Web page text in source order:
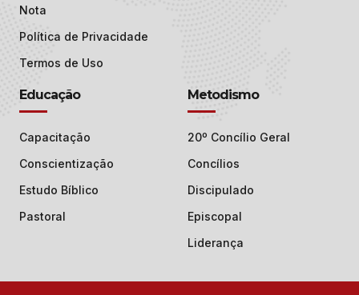
Nota
Política de Privacidade
Termos de Uso
Educação
Capacitação
Conscientização
Estudo Bíblico
Pastoral
Metodismo
20º Concílio Geral
Concílios
Discipulado
Episcopal
Liderança